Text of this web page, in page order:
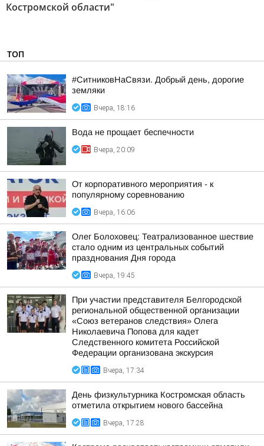
Костромской области"
ТОП
#СитниковНаСвязи. Добрый день, дорогие
земляки
Вчера, 18:16
Вода не прощает беспечности
Вчера, 20:09
От корпоративного мероприятия - к
популярному соревнованию
Вчера, 16:06
Олег Болоховец: Театрализованное шествие
стало одним из центральных событий
празднования Дня города
Вчера, 19:45
При участии представителя Белгородской
региональной общественной организации
«Союз ветеранов следствия» Олега
Николаевича Попова для кадет
Следственного комитета Российской
Федерации организована экскурсия
Вчера, 17:34
День физкультурника Костромская область
отметила открытием нового бассейна
Вчера, 17:28